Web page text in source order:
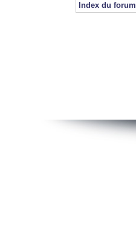
Index du forum